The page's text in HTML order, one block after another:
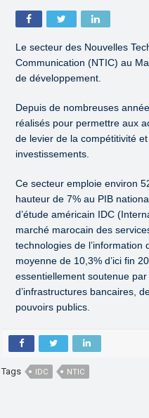
Le secteur des Nouvelles
Communication (NTIC) au
de développement.
Depuis de nombreuses
réalisés pour permettre aux
de levier de la compétitivité
investissements.
Ce secteur emploie environ
hauteur de 7% au PIB
d’étude américain IDC
marché marocain des
technologies de
moyenne de 10,3% d’ici fin
essentiellement soutenue
d’infrastructures bancaires,
pouvoirs publics.
Tags IDC NTIC